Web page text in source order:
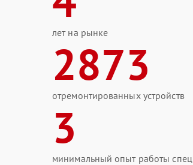
лет на рынке
2873
отремонтированных устройств
3
минимальный опыт работы